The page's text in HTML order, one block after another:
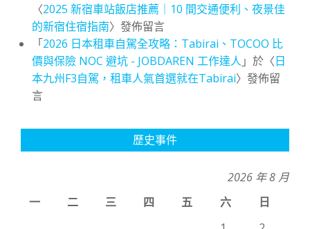
〈2025 新宿車站飯店推薦｜10 間交通便利、夜景佳
的新宿住宿指南〉發佈留言
「2026 日本租車自駕全攻略：Tabirai、TOCOO 比
價與保險 NOC 避坑 - JOBDAREN 工作達人 」於〈日
本九州F3自駕，租車人氣首選就在Tabirai〉發佈留
言
歷史事件
2026 年 8 月
一
二 三 四 五 六
日